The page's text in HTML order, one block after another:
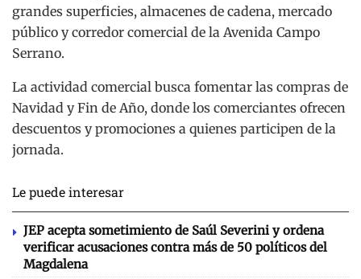
grandes superficies, almacenes de cadena, mercado
público y corredor comercial de la Avenida Campo
Serrano.
La actividad comercial busca fomentar las compras de
Navidad y Fin de Año, donde los comerciantes ofrecen
descuentos y promociones a quienes participen de la
jornada.
Le puede interesar
JEP acepta sometimiento de Saúl Severini y ordena
verificar acusaciones contra más de 50 políticos del
Magdalena